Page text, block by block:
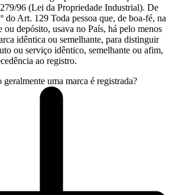
96 (Lei da Propriedade Industrial). De
do Art. 129 Toda pessoa que, de boa-fé, na
ou depósito, usava no País, há pelo menos
idêntica ou semelhante, para distinguir
ou serviço idêntico, semelhante ou afim,
ao registro.
uma marca é registrada?